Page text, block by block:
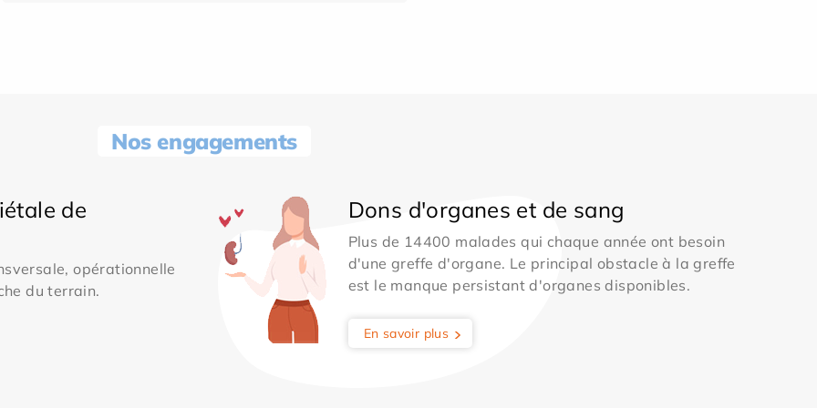
Nos engagements
de
opérationnelle
du terrain.
Dons d'organes et de sang
Plus de 14400 malades qui chaque année ont besoin
d'une greffe d'organe. Le principal obstacle à la greffe
est le manque persistant d'organes disponibles.
En savoir plus